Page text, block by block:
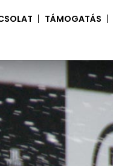
TÁMOGATÁS